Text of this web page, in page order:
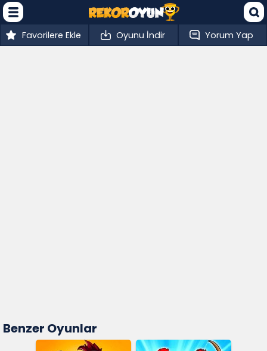
Favorilere Ekle Oyunu İndir Yorum Yap
Benzer Oyunlar